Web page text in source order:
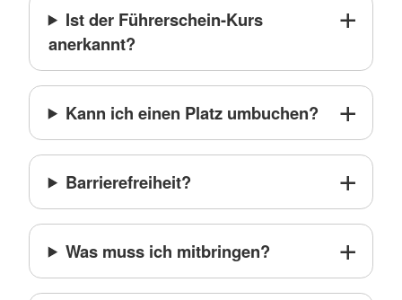
Ist der Führerschein-Kurs
anerkannt?
Kann ich einen Platz umbuchen?
Barrierefreiheit?
Was muss ich mitbringen?